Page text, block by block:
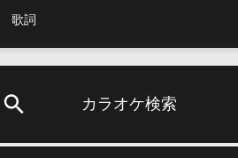
歌詞
カラオケ検索